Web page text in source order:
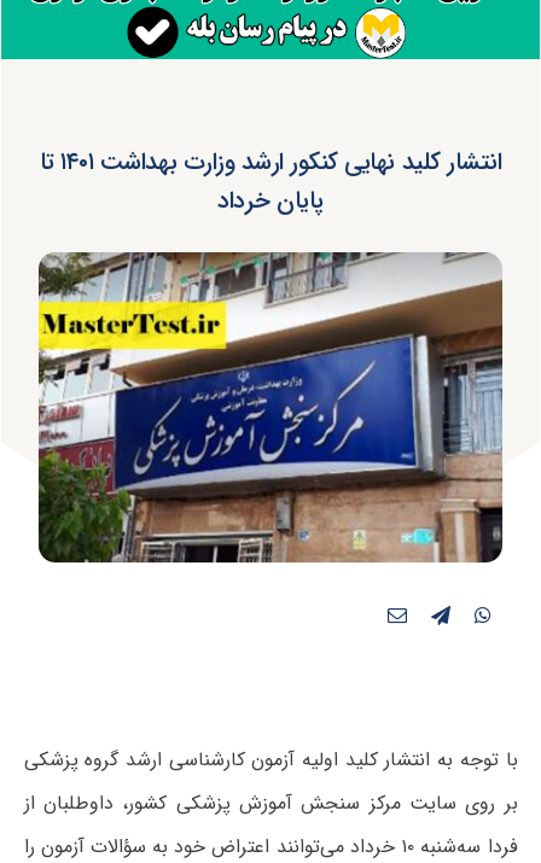
انتشار کلید نهایی کنکور ارشد وزارت بهداشت ۱۴۰۱ تا
پایان خرداد
با توجه به انتشار کلید اولیه آزمون کارشناسی ارشد گروه پزشکی
بر روی سایت مرکز سنجش آموزش پزشکی کشور، داوطلبان از
فردا سه‌شنبه ۱۰ خرداد می‌توانند اعتراض خود به سؤالات آزمون را